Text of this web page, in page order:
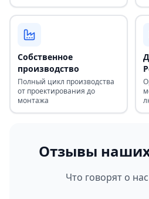
Собственное
производство
Полный цикл производства
от проектирования до
монтажа
Отзывы
Что говорят о